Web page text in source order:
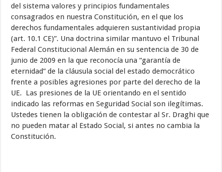
del sistema valores y principios fundamentales
consagrados en nuestra Constitución, en el que los
derechos fundamentales adquieren sustantividad propia
(art. 10.1 CE)”. Una doctrina similar mantuvo el Tribunal
Federal Constitucional Alemán en su sentencia de 30 de
junio de 2009 en la que reconocía una “garantía de
eternidad” de la cláusula social del estado democrático
frente a posibles agresiones por parte del derecho de la
UE. Las presiones de la UE orientando en el sentido
indicado las reformas en Seguridad Social son ilegítimas.
Ustedes tienen la obligación de contestar al Sr. Draghi que
no pueden matar al Estado Social, si antes no cambia la
Constitución.